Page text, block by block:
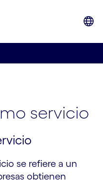
servicio
se refiere a un
obtienen